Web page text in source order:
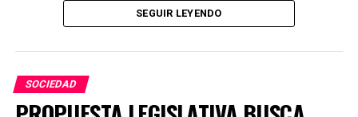
16:30 en el Salón D de la Facultad de Ciencias
Sociales.
SEGUIR LEYENDO
SOCIEDAD